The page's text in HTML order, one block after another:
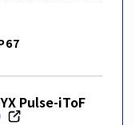
Pulse-iToF